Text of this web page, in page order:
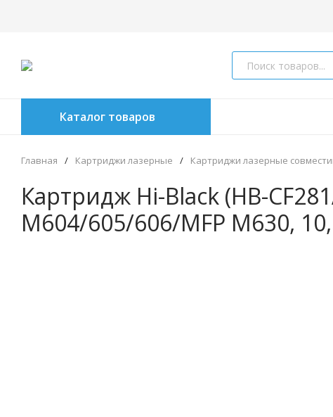
Каталог товаров
Главная / Картриджи лазерные / Картриджи лазерные
Картридж Hi-Black (HB-
M604/605/606/MFP M630,